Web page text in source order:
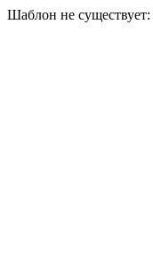
Шаблон не существует: